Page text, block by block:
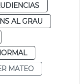
AL GRAU
MATEO